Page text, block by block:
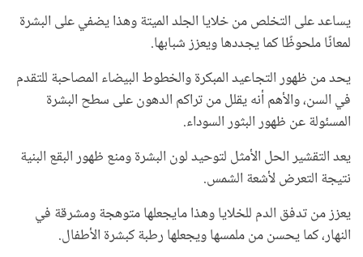
يساعد على التخلص من خلايا الجلد الميتة وهذا يضفي على البشرة
لمعانًا ملحوظًا كما يجددها ويعزز شبابها.
يحد من ظهور التجاعيد المبكرة والخطوط البيضاء المصاحبة للتقدم
في السن، والأهم أنه يقلل من تراكم الدهون على سطح البشرة
المسئولة عن ظهور البثور السوداء.
يعد التقشير الحل الأمثل لتوحيد لون البشرة ومنع ظهور البقع البنية
نتيجة التعرض لأشعة الشمس.
يعزز من تدفق الدم للخلايا وهذا مايجعلها متوهجة ومشرقة في
النهار، كما يحسن من ملمسها ويجعلها رطبة كبشرة الأطفال.